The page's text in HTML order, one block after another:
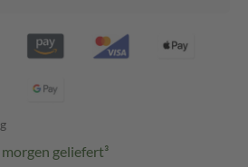
geliefert³